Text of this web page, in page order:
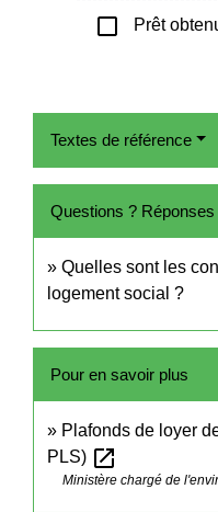
check_box_outline_blank Prêt
Textes de référence
Questions ? Réponses
Quelles sont les
logement social ?
Pour en savoir plus
Plafonds de loyer
PLS) open_in_new
Ministère chargé de